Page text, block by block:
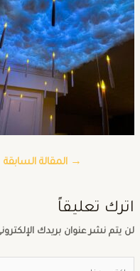
→المقالة السابقة
تعليقاً
يتم نشر عنوان بريدك الإلكتروني.